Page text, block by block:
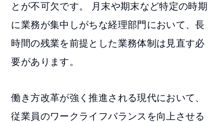
とが不可欠です。 月末や期末など特定の時期
に業務が集中しがちな経理部門において、長
時間の残業を前提とした業務体制は見直す必
要があります。
働き方改革が強く推進される現代において、
従業員のワークライフバランスを向上させる